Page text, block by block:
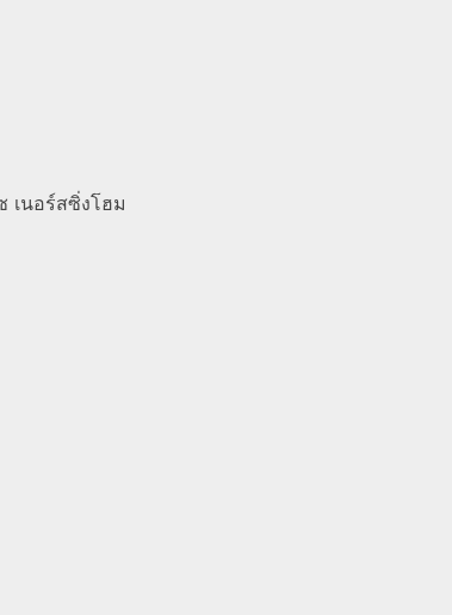
เนอร์สซิ่งโฮม